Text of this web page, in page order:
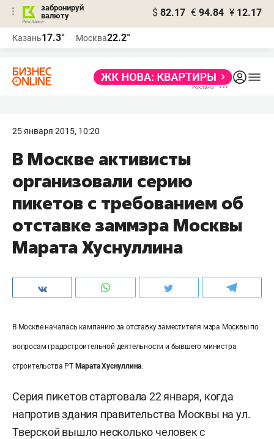
забронируй
валюту
$ 82.17 € 94.84 ¥ 12.17
Казань17.3° Москва22.2°
25 января 2015, 10:20
В Москве активисты
организовали серию
пикетов с требованием об
отставке заммэра Москвы
Марата Хуснуллина
В Москве началась кампанию за отставку заместителя мэра Москвы по
вопросам градостроительной деятельности и бывшего министра
строительства РТ Марата Хуснуллина.
Серия пикетов стартовала 22 января, когда
напротив здания правительства Москвы на ул.
Тверской вышло несколько человек с